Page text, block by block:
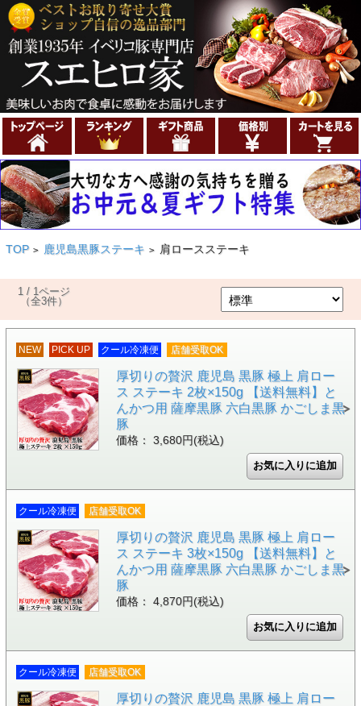
TOP > 鹿児島黒豚ステーキ > 肩ロースステーキ
1 / 1ページ
（全3件）
NEW PICK UP クール冷凍便 店舗受取OK
厚切りの贅沢 鹿児島 黒豚 極上 肩ロー
ス ステーキ 2枚×150g 【送料無料】と
んかつ用 薩摩黒豚 六白黒豚 かごしま黒
豚
価格： 3,680円(税込)
クール冷凍便 店舗受取OK
厚切りの贅沢 鹿児島 黒豚 極上 肩ロー
ス ステーキ 3枚×150g 【送料無料】と
んかつ用 薩摩黒豚 六白黒豚 かごしま黒
豚
価格： 4,870円(税込)
クール冷凍便 店舗受取OK
厚切りの贅沢 鹿児島 黒豚 極上 肩ロー